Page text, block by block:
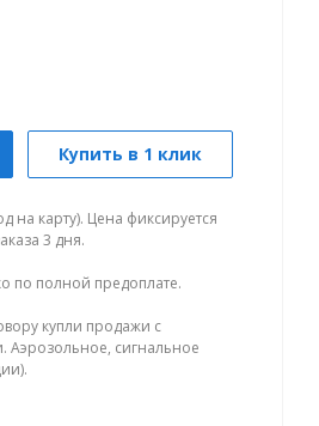
Купить в 1 клик
на карту). Цена фиксируется
3 дня.
по полной предоплате.
купли продажи с
Аэрозольное, сигнальное